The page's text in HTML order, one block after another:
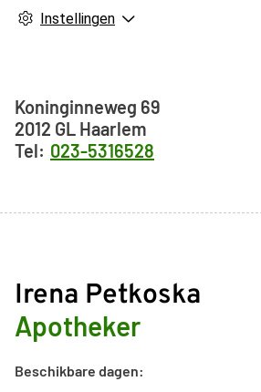
Instellingen
Adresgegevens
Koninginneweg 69
2012 GL Haarlem
023-5316528
Irena Petkoska
Apotheker
Beschikbare dagen: